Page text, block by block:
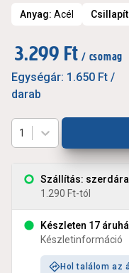
Anyag: Acél
3.299 Ft / csomag
Egységár: 1.650 Ft /
darab
Szállítás:
1.290 Ft-tól
Készleten 17
Készletinformáció
Hol találom az
1